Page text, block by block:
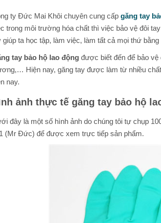
ty Đức Mai Khôi chuyên cung cấp găng tay
trong môi trường hóa chất thì việc bảo vệ đôi
giúp ta học tập, làm việc, làm tất cả mọi thứ bằng
tay bảo hộ lao động được biết đến để bảo
Hiện nay, găng tay được làm từ nhiều
nay.
ảnh thực tế găng tay bảo hộ
đây là một số hình ảnh do chúng tôi tự chụp
(Mr Đức) để được xem trực tiếp sản phẩm.